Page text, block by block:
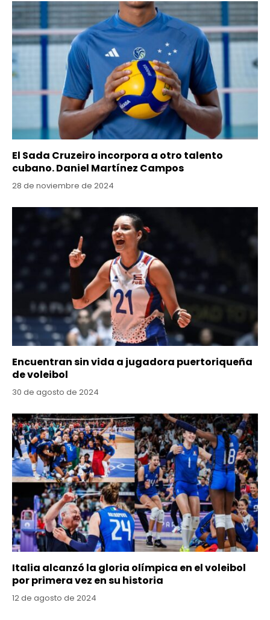
El Sada Cruzeiro incorpora a otro talento
cubano. Daniel Martínez Campos
28 de noviembre de 2024
Encuentran sin vida a jugadora puertoriqueña
de voleibol
30 de agosto de 2024
Italia alcanzó la gloria olímpica en el voleibol
por primera vez en su historia
12 de agosto de 2024